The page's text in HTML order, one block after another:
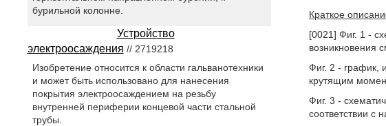
Краткое
[0021] Фиг. 1 -
возникновения
Фиг. 2 - график,
крутящим
Фиг. 3 -
соответствии с
бурильной колонне.
Устройство
электроосаждения // 2719218
Изобретение относится к области гальванотехники
и может быть использовано для нанесения
покрытия электроосаждением на резьбу
внутренней периферии концевой части стальной
трубы.